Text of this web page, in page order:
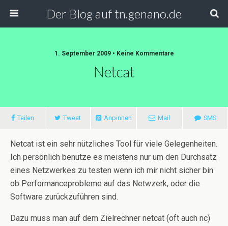
Der Blog auf tn.genano.de
1. September 2009 • Keine Kommentare
Netcat
Teilen Tweet Anpinnen Mail SMS
Netcat ist ein sehr nützliches Tool für viele Gelegenheiten.
Ich persönlich benutze es meistens nur um den Durchsatz
eines Netzwerkes zu testen wenn ich mir nicht sicher bin
ob Performanceprobleme auf das Netwzerk, oder die
Software zurückzuführen sind.
Dazu muss man auf dem Zielrechner netcat (oft auch nc)